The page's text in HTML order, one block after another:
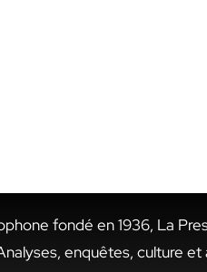
fondé en 1936, La
enquêtes, culture et